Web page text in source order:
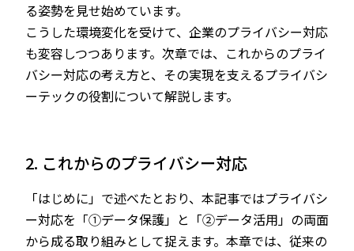
る姿勢を見せ始めています。
こうした環境変化を受けて、企業のプライバシー対応
も変容しつつあります。次章では、これからのプライ
バシー対応の考え方と、その実現を支えるプライバシ
ーテックの役割について解説します。
2. これからのプライバシー対応
「はじめに」で述べたとおり、本記事ではプライバシ
ー対応を「①データ保護」と「②データ活用」の両面
から成る取り組みとして捉えます。本章では、従来の